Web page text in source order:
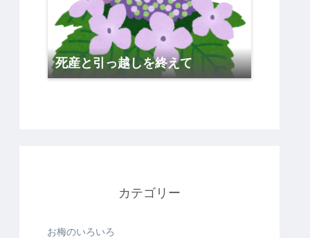
死産と引っ越しを終えて
カテゴリー
お梅のいろいろ